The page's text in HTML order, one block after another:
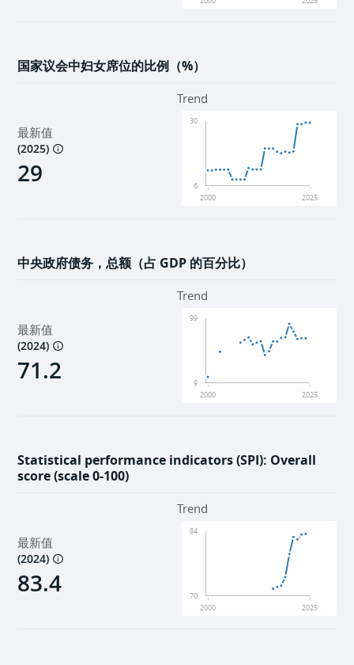
国家议会中妇女席位的比例（%）
最新值
(2025)
29
Trend
2000 2025
6
30
中央政府债务，总额（占 GDP 的百分比）
最新值
(2024)
71.2
Trend
2000 2025
9
99
Statistical performance indicators (SPI): Overall
score (scale 0-100)
最新值
(2024)
83.4
Trend
2000 2025
70
84